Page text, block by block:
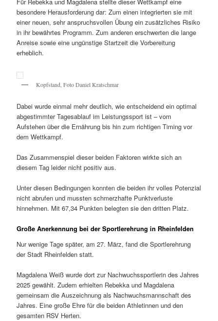
Für Rebekka und Magdalena stellte dieser Wettkampf eine
besondere Herausforderung dar: Zum einen integrierten sie mit
einer neuen, sehr anspruchsvollen Übung ein zusätzliches Risiko
in ihr bewährtes Programm. Zum anderen erschwerten die lange
Anreise sowie eine ungünstige Startzeit die Vorbereitung
erheblich.
Kopfstand, Foto Daniel Kratschmar
Dabei wurde einmal mehr deutlich, wie entscheidend ein optimal
abgestimmter Tagesablauf im Leistungssport ist – vom
Aufstehen über die Ernährung bis hin zum richtigen Timing vor
dem Wettkampf.
Das Zusammenspiel dieser beiden Faktoren wirkte sich an
diesem Tag leider nicht positiv aus.
Unter diesen Bedingungen konnten die beiden ihr volles Potenzial
nicht abrufen und mussten schmerzhafte Punktverluste
hinnehmen. Mit 67,34 Punkten belegten sie den dritten Platz.
Große Anerkennung bei der Sportlerehrung in Rheinfelden
Nur wenige Tage später, am 27. März, fand die Sportlerehrung
der Stadt Rheinfelden statt.
Magdalena Weiß wurde dort zur Nachwuchssportlerin des Jahres
2025 gewählt. Zudem erhielten Rebekka und Magdalena
gemeinsam die Auszeichnung als Nachwuchsmannschaft des
Jahres. Eine große Ehre für die beiden Athletinnen und den
gesamten RSV Herten.